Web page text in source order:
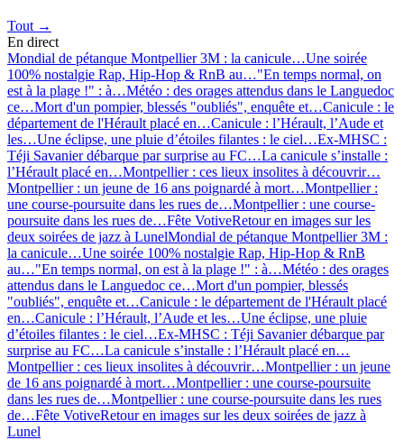
Tout →
En direct
Mondial de pétanque Montpellier 3M : la canicule…Une soirée
100% nostalgie Rap, Hip-Hop & RnB au…"En temps normal, on
est à la plage !" : à…Météo : des orages attendus dans le Languedoc
ce…Mort d'un pompier, blessés "oubliés", enquête et…Canicule : le
département de l'Hérault placé en…Canicule : l’Hérault, l’Aude et
les…Une éclipse, une pluie d’étoiles filantes : le ciel…Ex-MHSC :
Téji Savanier débarque par surprise au FC…La canicule s’installe :
l’Hérault placé en…Montpellier : ces lieux insolites à découvrir…
Montpellier : un jeune de 16 ans poignardé à mort…Montpellier :
une course-poursuite dans les rues de…Montpellier : une course-
poursuite dans les rues de…Fête VotiveRetour en images sur les
deux soirées de jazz à LunelMondial de pétanque Montpellier 3M :
la canicule…Une soirée 100% nostalgie Rap, Hip-Hop & RnB
au…"En temps normal, on est à la plage !" : à…Météo : des orages
attendus dans le Languedoc ce…Mort d'un pompier, blessés
"oubliés", enquête et…Canicule : le département de l'Hérault placé
en…Canicule : l’Hérault, l’Aude et les…Une éclipse, une pluie
d’étoiles filantes : le ciel…Ex-MHSC : Téji Savanier débarque par
surprise au FC…La canicule s’installe : l’Hérault placé en…
Montpellier : ces lieux insolites à découvrir…Montpellier : un jeune
de 16 ans poignardé à mort…Montpellier : une course-poursuite
dans les rues de…Montpellier : une course-poursuite dans les rues
de…Fête VotiveRetour en images sur les deux soirées de jazz à
Lunel